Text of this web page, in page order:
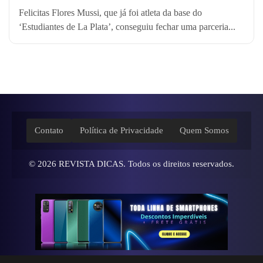
Felicitas Flores Mussi, que já foi atleta da base do
‘Estudiantes de La Plata’, conseguiu fechar uma parceria...
Contato Política de Privacidade Quem Somos
© 2026 REVISTA DICAS. Todos os direitos reservados.